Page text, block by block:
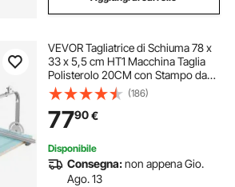
VEVOR Tagliatrice di Schiuma 78 x
33 x 5,5 cm HT1 Macchina Taglia
Polisterolo 20CM con Stampo da
Taglio Circolare in Fuoco MDF e
Lega per Tagliare Schiuma, Spugna,
Cotone Perlato, Nastro, Cartone
(186)
7790€
Disponibile
Consegna:non appena Gio.
Ago. 13